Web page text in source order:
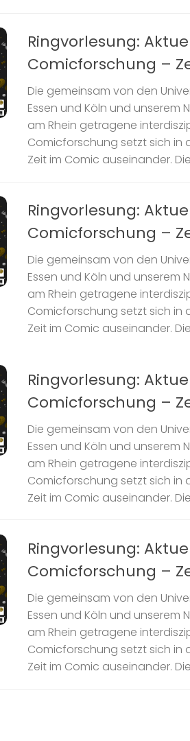
Ringvorlesung:
Comicforschung –
Die gemeinsam von den
Essen und Köln und unserem
am Rhein getragene
Comicforschung setzt sich in
Zeit im Comic auseinander.
Ringvorlesung:
Comicforschung –
Die gemeinsam von den
Essen und Köln und unserem
am Rhein getragene
Comicforschung setzt sich in
Zeit im Comic auseinander.
Ringvorlesung:
Comicforschung –
Die gemeinsam von den
Essen und Köln und unserem
am Rhein getragene
Comicforschung setzt sich in
Zeit im Comic auseinander.
Ringvorlesung:
Comicforschung –
Die gemeinsam von den
Essen und Köln und unserem
am Rhein getragene
Comicforschung setzt sich in
Zeit im Comic auseinander.